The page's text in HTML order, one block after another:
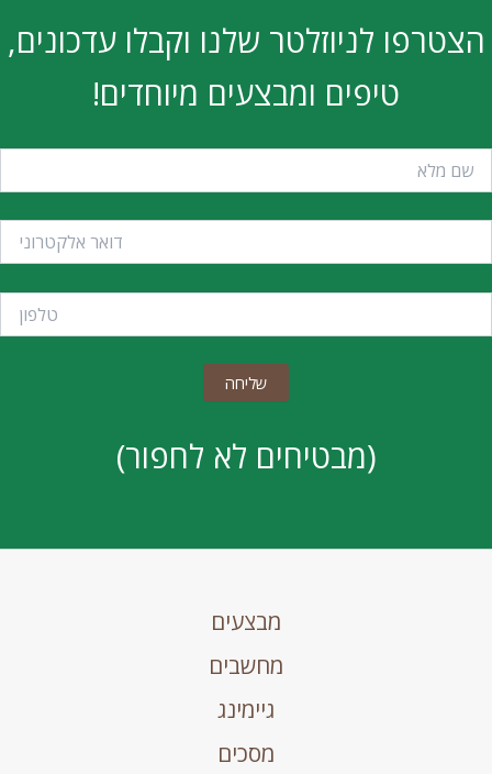
הצטרפו לניוזלטר שלנו וקבלו עדכונים,
טיפים ומבצעים מיוחדים!
(מבטיחים לא לחפור)
מבצעים
מחשבים
גיימינג
מסכים